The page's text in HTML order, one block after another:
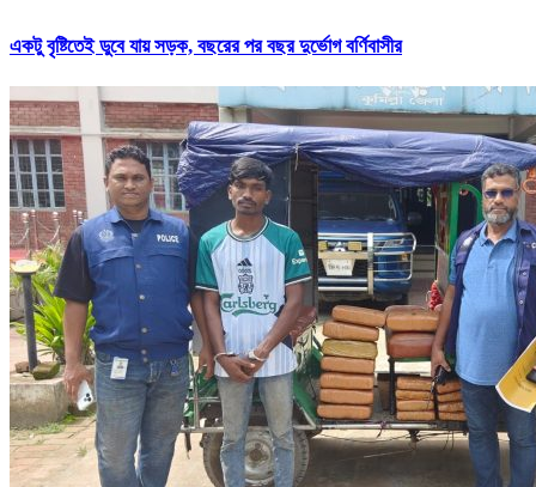
একটু বৃষ্টিতেই ডুবে যায় সড়ক, বছরের পর বছর দুর্ভোগ বর্ণিবাসীর